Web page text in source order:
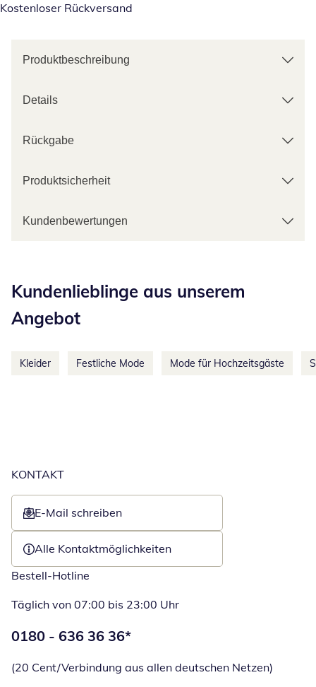
Kostenloser Rückversand
Produktbeschreibung
Details
Rückgabe
Produktsicherheit
Kundenbewertungen
Kundenlieblinge aus unserem
Angebot
Kleider Festliche Mode Mode für Hochzeitsgäste
KONTAKT
E-Mail schreiben
Öffnet E-Mail-Client
Alle Kontaktmöglichkeiten
Bestell-Hotline
Täglich von 07:00 bis 23:00 Uhr
Telefonnummer:
0180 - 636 36 36*
(20 Cent/Verbindung aus allen deutschen Netzen)